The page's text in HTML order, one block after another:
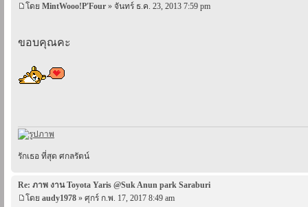
โดย MintWooo!P'Four » จันทร์ ธ.ค. 23, 2013 7:59 pm
ขอบคุณคะ
รักเธอ ที่สุด ศกลรัตน์
Re: ภาพ งาน Toyota Yaris @Suk Anun park Saraburi
โดย audy1978 » ศุกร์ ก.พ. 17, 2017 8:49 am